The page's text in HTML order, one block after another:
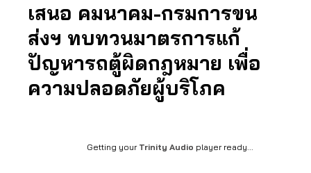
เสนอ คมนาคม-กรมการขน
ส่งฯ ทบทวนมาตรการแก้
ปัญหารถตู้ผิดกฎหมาย เพื่อ
ความปลอดภัยผู้บริโภค
Getting your Trinity Audio player ready...